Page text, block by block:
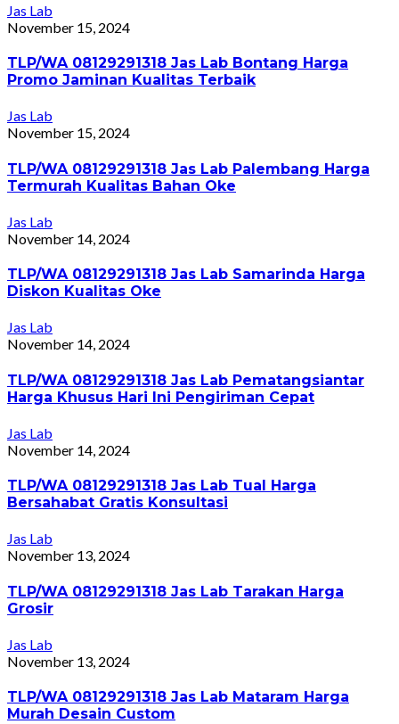
Jas Lab
November 15, 2024
TLP/WA 08129291318 Jas Lab Bontang Harga
Promo Jaminan Kualitas Terbaik
Jas Lab
November 15, 2024
TLP/WA 08129291318 Jas Lab Palembang Harga
Termurah Kualitas Bahan Oke
Jas Lab
November 14, 2024
TLP/WA 08129291318 Jas Lab Samarinda Harga
Diskon Kualitas Oke
Jas Lab
November 14, 2024
TLP/WA 08129291318 Jas Lab Pematangsiantar
Harga Khusus Hari Ini Pengiriman Cepat
Jas Lab
November 14, 2024
TLP/WA 08129291318 Jas Lab Tual Harga
Bersahabat Gratis Konsultasi
Jas Lab
November 13, 2024
TLP/WA 08129291318 Jas Lab Tarakan Harga
Grosir
Jas Lab
November 13, 2024
TLP/WA 08129291318 Jas Lab Mataram Harga
Murah Desain Custom